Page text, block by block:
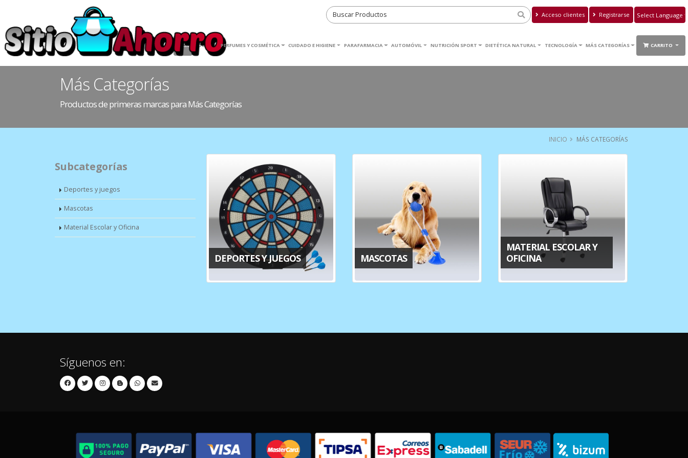
Acceso clientes Registrarse
Translate
INICIO HOGAR PERFUMES Y COSMÉTICA CUIDADO E HIGIENE PARAFARMACIA AUTOMÓVIL NUTRICIÓN SPORT DIETÉTICA NATURAL TECNOLOGÍA MÁS CATEGORÍAS CARRITO
Más Categorías
Productos de primeras marcas para Más Categorías
INICIO MÁS CATEGORÍAS
Subcategorías
Deportes y juegos
Mascotas
Material Escolar y Oficina
DEPORTES Y JUEGOS MASCOTAS
MATERIAL ESCOLAR Y
OFICINA
Síguenos en: